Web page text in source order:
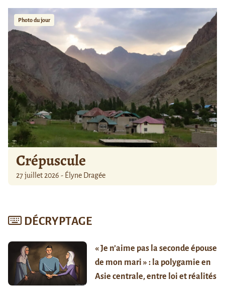
Photo du jour
Crépuscule
27 juillet 2026 - Élyne Dragée
DÉCRYPTAGE
« Je n’aime pas la seconde épouse
de mon mari » : la polygamie en
Asie centrale, entre loi et réalités